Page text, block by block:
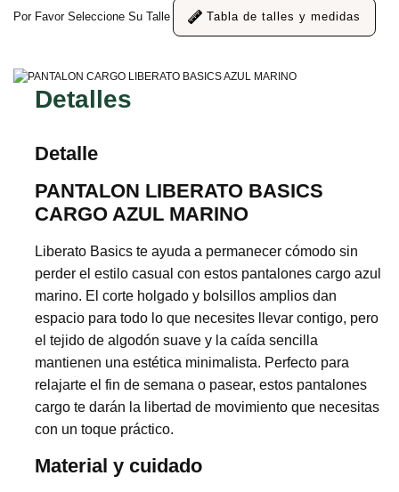
Por Favor Seleccione Su Talle Tabla de talles y medidas
Detalles
Detalle
PANTALON LIBERATO BASICS
CARGO AZUL MARINO
Liberato Basics te ayuda a permanecer cómodo sin
perder el estilo casual con estos pantalones cargo azul
marino. El corte holgado y bolsillos amplios dan
espacio para todo lo que necesites llevar contigo, pero
el tejido de algodón suave y la caída sencilla
mantienen una estética minimalista. Perfecto para
relajarte el fin de semana o pasear, estos pantalones
cargo te darán la libertad de movimiento que necesitas
con un toque práctico.
Material y cuidado